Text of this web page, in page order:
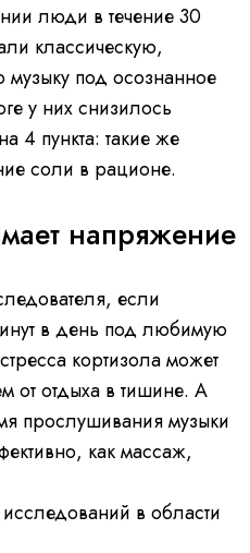
люди в течение 30
классическую,
под осознанное
у них снизилось
4 пункта: такие же
соли в рационе.
напряжение
если
в день под любимую
кортизола может
от отдыха в тишине. А
прослушивания музыки
как массаж,
в области